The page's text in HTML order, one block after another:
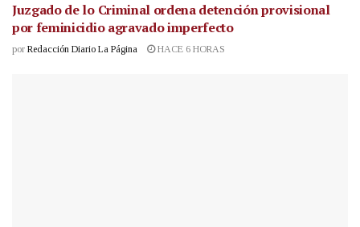
Juzgado de lo Criminal ordena detención provisional
por feminicidio agravado imperfecto
por Redacción Diario La Página HACE 6 HORAS